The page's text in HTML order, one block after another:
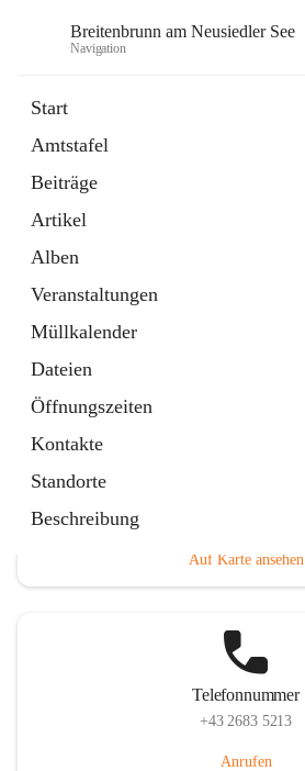
Breitenbrunn am Neusiedler See
Navigation
Start
Amtstafel
Beiträge
Artikel
Alben
Veranstaltungen
Müllkalender
Dateien
Öffnungszeiten
Kontakte
Standorte
Beschreibung
18 Schnellzugriffe
Gemeindeservice
Auf Karte ansehen
Telefonnummer
+43 2683 5213
Anrufen